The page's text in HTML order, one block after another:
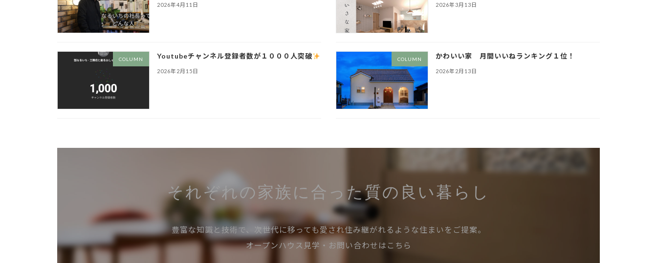
2026年4月11日 2026年3月13日
COLUMN Youtubeチャンネル登録者数が１０００人突破
2026年2月15日
COLUMN かわいい家 月間いいねランキング１位！
2026年2月13日
それぞれの家族に合った質の良い暮らし
豊富な知識と技術で、次世代に移っても愛され住み継がれるような住まいをご提案。
オープンハウス見学・お問い合わせはこちら